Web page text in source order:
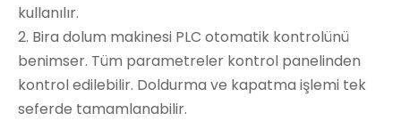
kullanılır.
2. Bira dolum makinesi PLC otomatik kontrolünü
benimser. Tüm parametreler kontrol panelinden
kontrol edilebilir. Doldurma ve kapatma işlemi tek
seferde tamamlanabilir.